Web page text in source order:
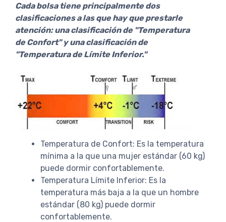
Cada bolsa tiene principalmente dos
clasificaciones a las que hay que prestarle
atención: una clasificación de "Temperatura
de Confort" y una clasificación de
"Temperatura de Límite Inferior."
Temperatura de Confort: Es la temperatura
mínima a la que una mujer estándar (60 kg)
puede dormir confortablemente.
Temperatura Límite Inferior: Es la
temperatura más baja a la que un hombre
estándar (80 kg) puede dormir
confortablemente.